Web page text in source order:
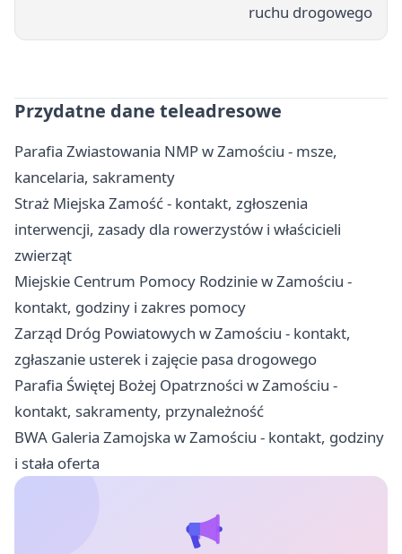
ruchu drogowego
Przydatne dane teleadresowe
Parafia Zwiastowania NMP w Zamościu - msze,
kancelaria, sakramenty
Straż Miejska Zamość - kontakt, zgłoszenia
interwencji, zasady dla rowerzystów i właścicieli
zwierząt
Miejskie Centrum Pomocy Rodzinie w Zamościu -
kontakt, godziny i zakres pomocy
Zarząd Dróg Powiatowych w Zamościu - kontakt,
zgłaszanie usterek i zajęcie pasa drogowego
Parafia Świętej Bożej Opatrzności w Zamościu -
kontakt, sakramenty, przynależność
BWA Galeria Zamojska w Zamościu - kontakt, godziny
i stała oferta